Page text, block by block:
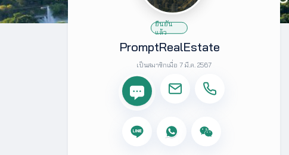
ยืนยัน
แล้ว
PromptRealEstate
เป็นสมาชิกเมื่อ 7 มี.ค. 2567